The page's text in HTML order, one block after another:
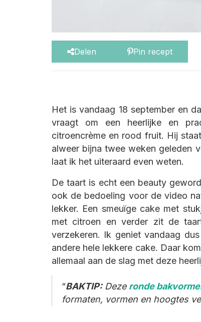
Delen Pin recept
Het is vandaag 18 september en
vraagt om een heerlijke en
citroencrème en rood fruit. Hij
alweer bijna twee weken geleden
laat ik het uiteraard even weten.
De taart is echt een beauty
ook de bedoeling voor de video
lekker. Een smeuïge cake met
met citroen en verder zit de
verzekeren. Ik geniet vandaag
andere hele lekkere cake. Daar
allemaal aan de slag met deze
BAKTIP:Deze ronde
formaten, vormen en hoogtes